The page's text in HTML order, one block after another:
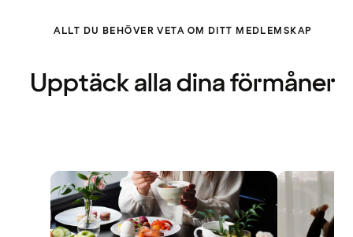
ALLT DU BEHÖVER VETA OM DITT MEDLEMSKAP
Upptäck alla dina förmåner